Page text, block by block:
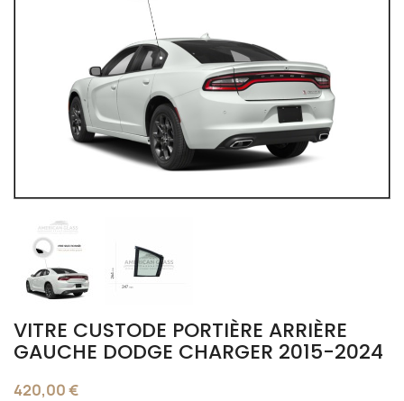
VITRE CUSTODE PORTIÈRE ARRIÈRE
GAUCHE DODGE CHARGER 2015-2024
420,00 €